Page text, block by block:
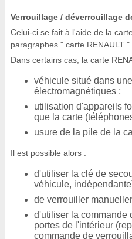
Verrouillage / déverrouillage
Celui-ci se fait à l'aide de la
paragraphes " carte RENAULT "
Dans certains cas, la carte
véhicule situé dans
électromagnétiques ;
utilisation d'appareils
que la carte
usure de la pile de la
Il est possible alors :
d'utiliser la clé de
véhicule,
de verrouiller
d'utiliser la commande
portes de l'intérieur
commande de